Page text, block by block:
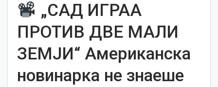
„САД ИГРАА
ПРОТИВ ДВЕ МАЛИ
ЗЕМЈИ“ Американска
новинарка не знаеше